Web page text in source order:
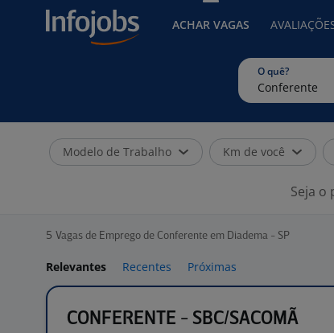
ACHAR VAGAS
O quê?
Modelo de Trabalho Km de você
Seja o
5 Vagas de Emprego de Conferente em Diadema - SP
Relevantes Recentes Próximas
CONFERENTE - SBC/SACOMÃ